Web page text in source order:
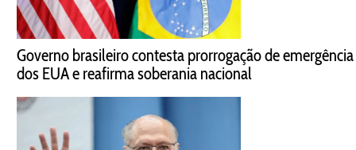
Governo brasileiro contesta prorrogação de emergência
dos EUA e reafirma soberania nacional